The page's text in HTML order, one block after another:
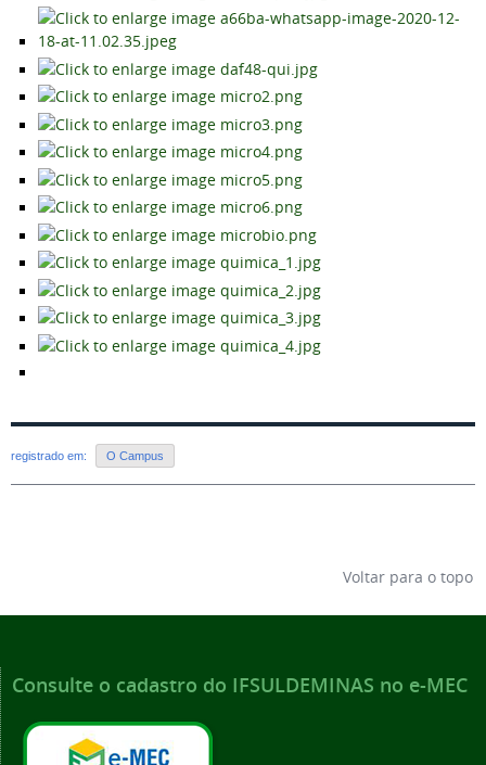
registrado em: O Campus
Voltar para o topo
Consulte o cadastro do IFSULDEMINAS no e-MEC